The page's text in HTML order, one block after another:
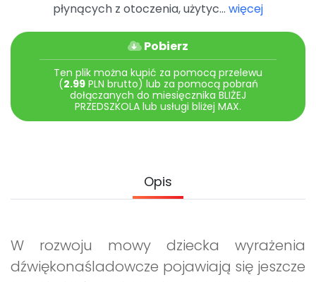
Archiwalne numery
płynących z otoczenia, użytyc... więcej
Pobierz
Ten plik można kupić za pomocą przelewu
(2.99PLN brutto) lub za pomocą pobrań
dołączanych do miesięcznika BLIŻEJ
PRZEDSZKOLA lub usługi bliżej MAX.
Opis
W rozwoju mowy dziecka wyrażenia
dźwiękonaśladowcze pojawiają się jeszcze